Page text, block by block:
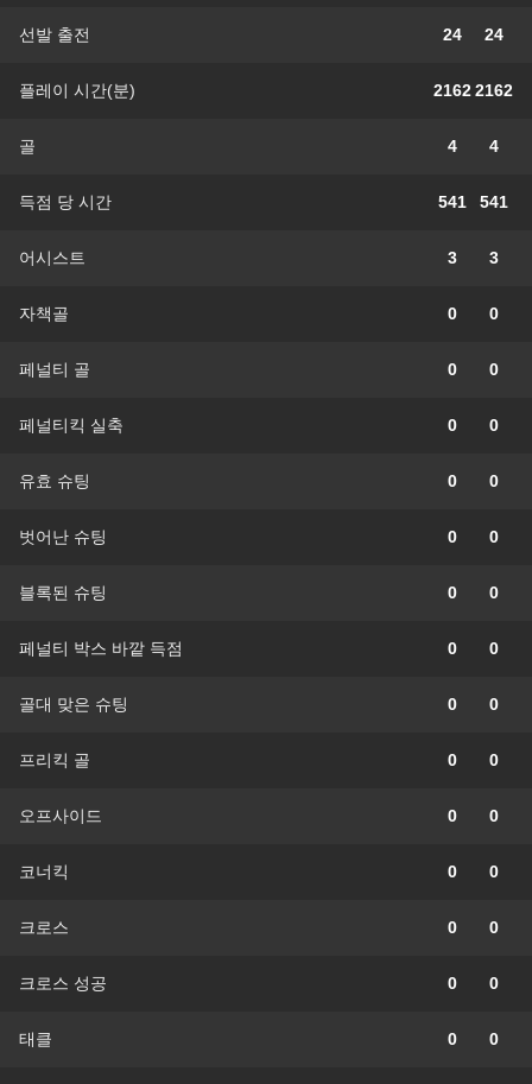
선발 출전 24 24
플레이 시간(분) 21622162
골 4 4
득점 당 시간 541 541
어시스트 3 3
자책골 0 0
페널티 골 0 0
페널티킥 실축 0 0
유효 슈팅 0 0
벗어난 슈팅 0 0
블록된 슈팅 0 0
페널티 박스 바깥 득점 0 0
골대 맞은 슈팅 0 0
프리킥 골 0 0
오프사이드 0 0
코너킥 0 0
크로스 0 0
크로스 성공 0 0
태클 0 0